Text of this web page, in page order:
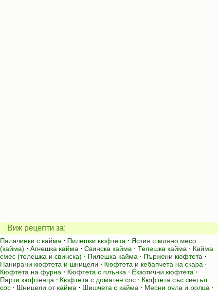
Виж рецепти за:
Палачинки с кайма ⋅ Пилешки кюфтета ⋅ Ястия с мляно месо
(кайма) ⋅ Агнешка кайма ⋅ Свинска кайма ⋅ Телешка кайма ⋅ Кайма
смес (телешка и свинска) ⋅ Пилешка кайма ⋅ Пържени кюфтета ⋅
Панирани кюфтета и шницели ⋅ Кюфтета и кебапчета на скара ⋅
Кюфтета на фурна ⋅ Кюфтета с плънка ⋅ Екзотични кюфтета ⋅
Парти кюфтенца ⋅ Кюфтета с доматен сос ⋅ Кюфтета със светъл
сос ⋅ Шницели от кайма ⋅ Шишчета с кайма ⋅ Месни рула и ролца ⋅